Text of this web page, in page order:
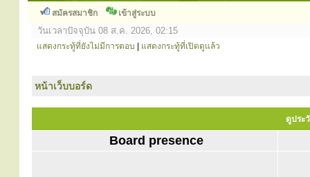
สมัครสมาชิก เข้าสู่ระบบ
วันเวลาปัจจุบัน 08 ส.ค. 2026, 02:15
แสดงกระทู้ที่ยังไม่มีการตอบ แสดงกระทู้ที่เปิดดูแล้ว
หน้าเว็บบอร์ด
ดูประ
Board presence